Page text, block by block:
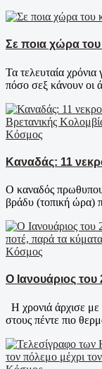
Σε ποια χώρα
Τα τελευταία
πόσο σεξ κάνουν οι
Κόσμος
Καναδάς: 11
Ο καναδός
βράδυ (τοπική ώρα)
Κόσμος
Ο Ιανουάριος
Η χρονιά άρχισε με
στους πέντε πιο